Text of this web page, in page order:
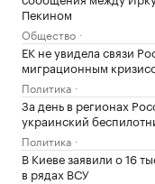
Пекином
Общество
ЕК не увидела связи
миграционным
Политика
За день в регионах
украинский
Политика
В Киеве заявили о 16
в рядах ВСУ